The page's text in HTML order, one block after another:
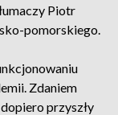
Piotr
pomorskiego.
Zdaniem
przyszły